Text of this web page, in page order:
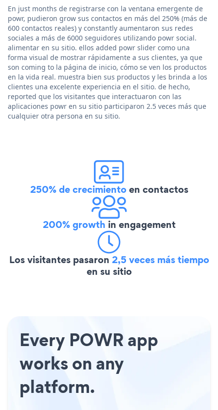
En just months de registrarse con la ventana emergente de
powr, pudieron grow sus contactos en más del 250% (más de
600 contactos reales) y constantly aumentaron sus redes
sociales a más de 6000 seguidores utilizando powr social.
alimentar en su sitio. ellos added powr slider como una
forma visual de mostrar rápidamente a sus clientes, ya que
son coming to la página de inicio, cómo se ven los productos
en la vida real. muestra bien sus productos y les brinda a los
clientes una excelente experiencia en el sitio. de hecho,
reported que los visitantes que interactuaron con las
aplicaciones powr en su sitio participaron 2.5 veces más que
cualquier otra persona en su sitio.
250% de crecimientoen contactos
200% growth in engagement
Los visitantes pasaron 2,5 veces más tiempo
en su sitio
Every POWR app
works on any
platform.